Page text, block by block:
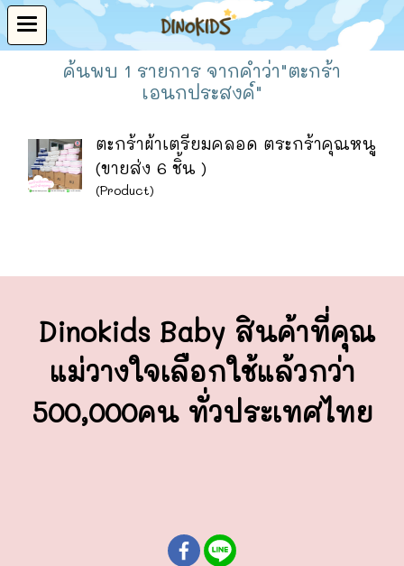
ค้นพบ 1 รายการ จากคำว่า"ตะกร้า
เอนกประสงค์"
ตะกร้าผ้าเตรียมคลอด ตระกร้าคุณหนู
(ขายส่ง 6 ชิ้น )
(Product)
Dinokids Baby สินค้าที่คุณ
แม่วางใจเลือกใช้แล้วกว่า
500,000คน ทั่วประเทศไทย